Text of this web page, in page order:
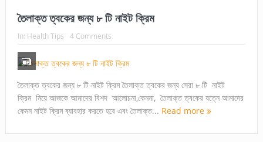
তৈলাক্ত ত্বকের জন্য ৮ টি নাইট ক্রিম
In: Health Tips 4 Comments
তৈলাক্ত ত্বকের জন্য ৮ টি নাইট ক্রিম তৈলাক্ত ত্বকের জন্য সেরা ৮ টি নাইট
ক্রিম নিয়ে আজকে আমাদের বিশদ আলোচনা,কেননা, তৈলাক্ত ত্বকের যত্নে আমাদের
কেমন নাইট ক্রিম ব্যাবহার করতে হবে এবং তৈলাক্ত... Read more